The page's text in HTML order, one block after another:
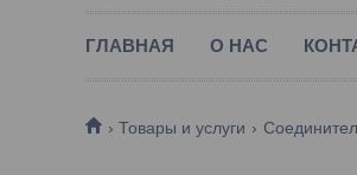
ГЛАВНАЯ О НАС
Товары и услуги